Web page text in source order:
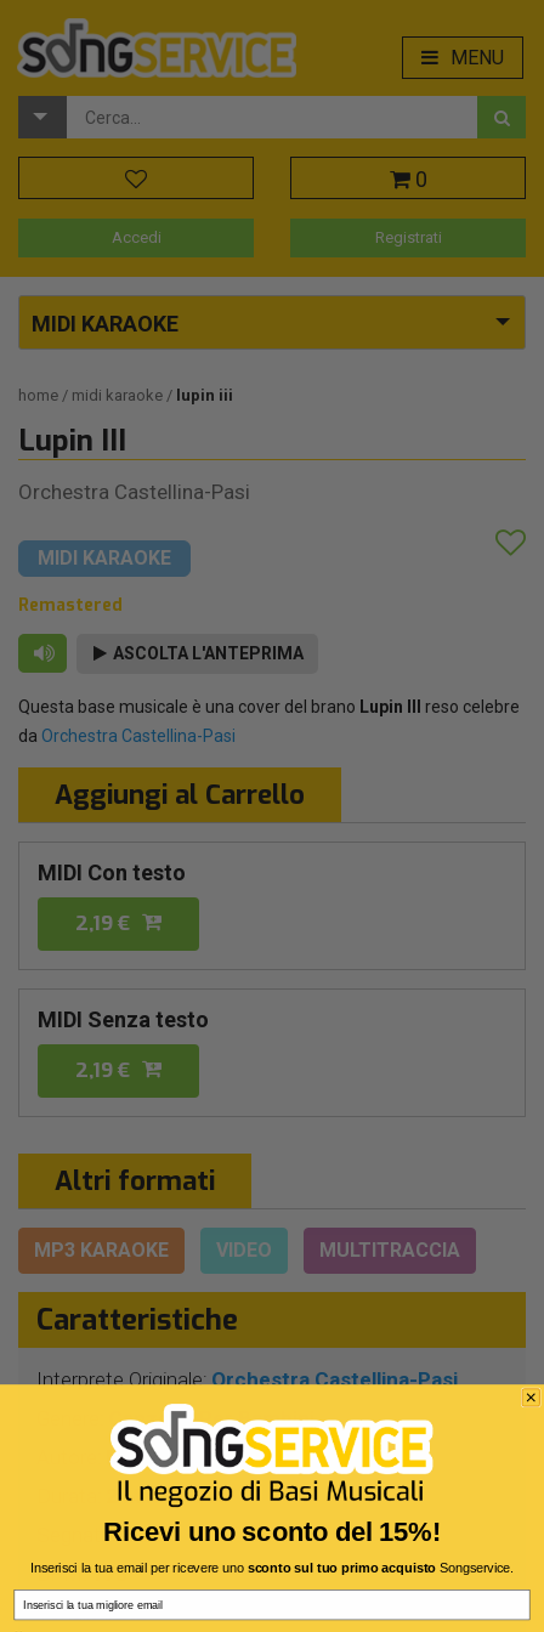
MENU
0
Accedi Registrati
MIDI KARAOKE
home midi karaoke lupin iii
Lupin III
Orchestra Castellina-Pasi
MIDI KARAOKE
Remastered
ASCOLTA L'ANTEPRIMA
Questa base musicale è una cover del brano Lupin III
reso celebre
da Orchestra Castellina-Pasi
Aggiungi al Carrello
MIDI Con testo
2,19 €
MIDI Senza testo
2,19 €
Altri formati
MP3 KARAOKE VIDEO MULTITRACCIA
Caratteristiche
Interprete Originale:Orchestra Castellina-Pasi
Canzone Per Bambini
Micalizzi - Migliacci
2 Min 41 Sec
Segnatura:3/4
BPM: 178
Tonalità:SIb
Ricevi uno sconto del 15%!
Inserisci la tua email per ricevere uno sconto sul tuo primo acquistoSongservice.